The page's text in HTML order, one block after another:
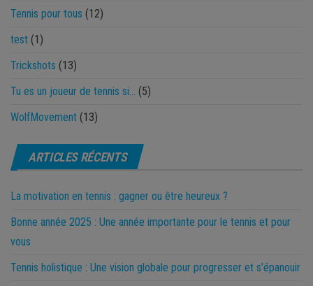
Tennis pour tous (12)
test (1)
Trickshots (13)
Tu es un joueur de tennis si… (5)
WolfMovement (13)
ARTICLES RÉCENTS
La motivation en tennis : gagner ou être heureux ?
Bonne année 2025 : Une année importante pour le tennis et pour
vous
Tennis holistique : Une vision globale pour progresser et s’épanouir